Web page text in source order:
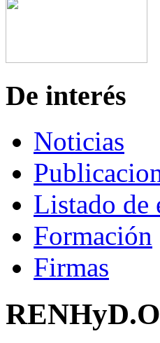
De interés
Noticias
Listado de
Formación
Firmas